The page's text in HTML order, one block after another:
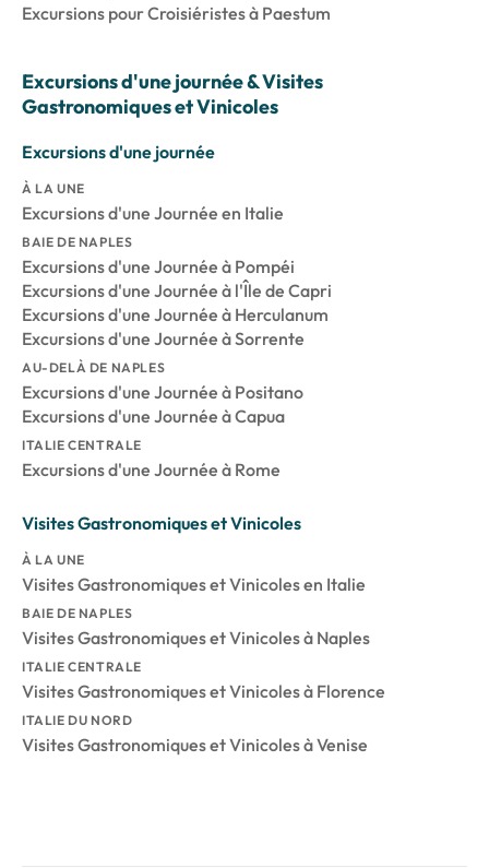
Excursions pour Croisiéristes à Paestum
Excursions d'une journée & Visites
Gastronomiques et Vinicoles
Excursions d'une journée
À LA UNE
Excursions d'une Journée en Italie
BAIE DE NAPLES
Excursions d'une Journée à Pompéi
Excursions d'une Journée à l'Île de Capri
Excursions d'une Journée à Herculanum
Excursions d'une Journée à Sorrente
AU-DELÀ DE NAPLES
Excursions d'une Journée à Positano
Excursions d'une Journée à Capua
ITALIE CENTRALE
Excursions d'une Journée à Rome
Visites Gastronomiques et Vinicoles
À LA UNE
Visites Gastronomiques et Vinicoles en Italie
BAIE DE NAPLES
Visites Gastronomiques et Vinicoles à Naples
ITALIE CENTRALE
Visites Gastronomiques et Vinicoles à Florence
ITALIE DU NORD
Visites Gastronomiques et Vinicoles à Venise